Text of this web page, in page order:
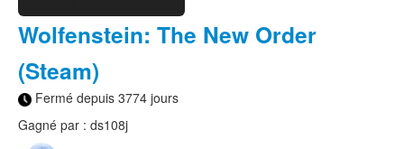
Wolfenstein: The New Order
(Steam)
Fermé depuis 3774 jours
Gagné par : ds108j